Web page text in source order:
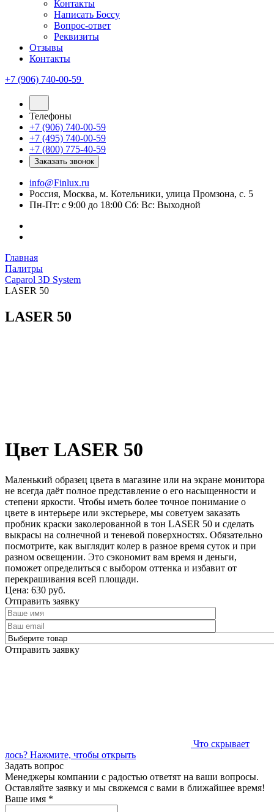
Контакты
Написать Боссу
Вопрос-ответ
Реквизиты
Отзывы
Контакты
+7 (906) 740-00-59
Телефоны
+7 (906) 740-00-59
+7 (495) 740-00-59
+7 (800) 775-40-59
Заказать звонок
info@Finlux.ru
Россия, Москва, м. Котельники, улица Промзона, с. 5
Пн-Пт: с 9:00 до 18:00 Сб: Вс: Выходной
Главная
Палитры
Caparol 3D System
LASER 50
LASER 50
Цвет LASER 50
Маленький образец цвета в магазине или на экране монитора
не всегда даёт полное представление о его насыщенности и
степени яркости. Чтобы иметь более точное понимание о
цвете в интерьере или экстерьере, мы советуем заказать
пробник краски заколерованной в тон LASER 50 и сделать
выкрасы на солнечной и теневой поверхностях. Обязательно
посмотрите, как выглядит колер в разное время суток и при
разном освещении. Это сэкономит вам время и деньги,
поможет определиться с выбором оттенка и избавит от
перекрашивания всей площади.
Цена: 630 руб.
Отправить заявку
Отправить заявку
Что скрывает
лось? Нажмите, чтобы открыть
Задать вопрос
Менеджеры компании с радостью ответят на ваши вопросы.
Оставляйте заявку и мы свяжемся с вами в ближайшее время!
Ваше имя *